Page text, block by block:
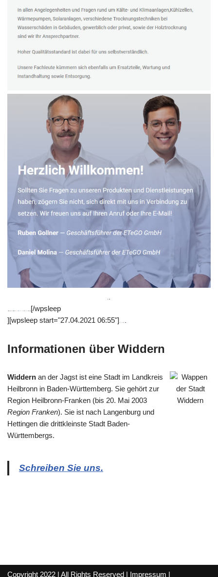
[/wpsleep
][wpsleep start="27.04.2021 06:55"]
Informationen über Widdern
Widdern an der Jagst ist eine Stadt im Landkreis
Heilbronn in Baden-Württemberg. Sie gehört zur
Region Heilbronn-Franken (bis 20. Mai 2003
Region Franken). Sie ist nach Langenburg und
Hettingen die drittkleinste Stadt Baden-
Württembergs.
Schreiben Sie uns.
Copyright 2022 | All Rights Reserved | Impressum |